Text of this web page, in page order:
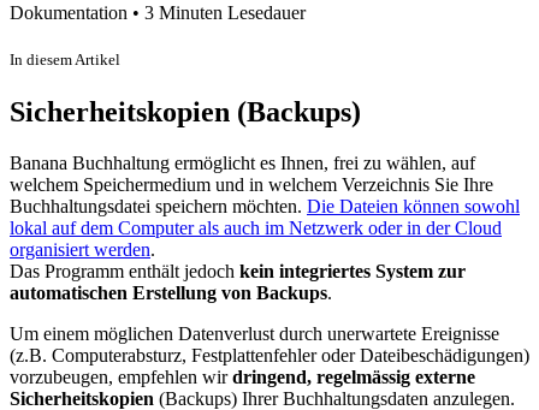
Dokumentation • 3 Minuten Lesedauer
In diesem Artikel
Sicherheitskopien (Backups)
Banana Buchhaltung ermöglicht es Ihnen, frei zu wählen, auf
welchem Speichermedium und in welchem Verzeichnis Sie Ihre
Buchhaltungsdatei speichern möchten. Die Dateien können sowohl
lokal auf dem Computer als auch im Netzwerk oder in der Cloud
organisiert werden.
Das Programm enthält jedoch kein integriertes System zur
automatischen Erstellung von Backups.
Um einem möglichen Datenverlust durch unerwartete Ereignisse
(z.B. Computerabsturz, Festplattenfehler oder Dateibeschädigungen)
vorzubeugen, empfehlen wir dringend, regelmässig externe
Sicherheitskopien (Backups) Ihrer Buchhaltungsdaten anzulegen.